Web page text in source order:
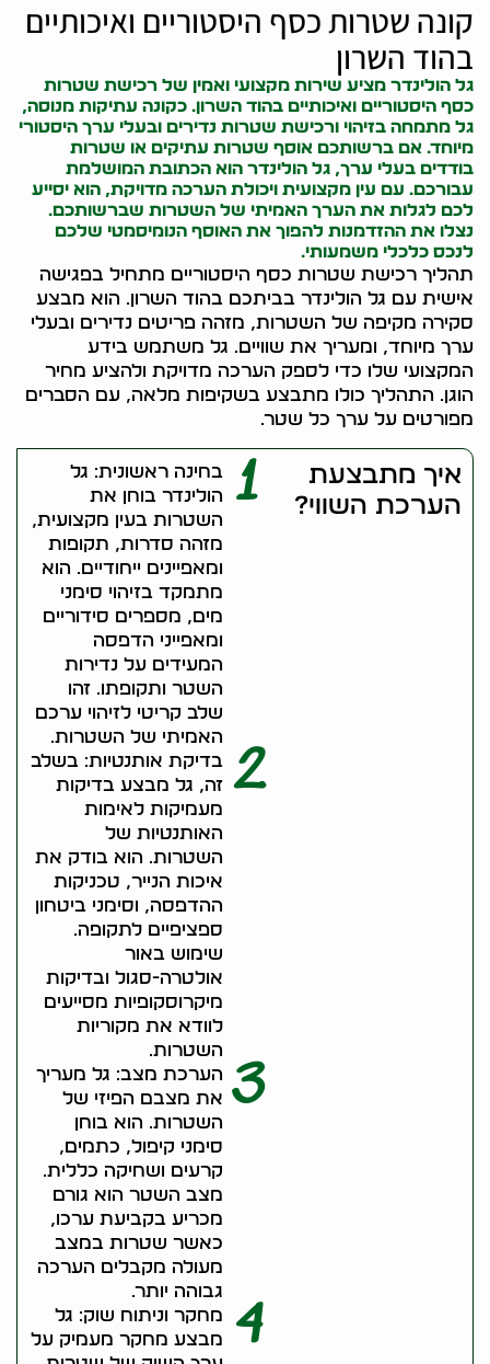
קונה שטרות כסף היסטוריים ואיכותיים
בהוד השרון
גל הולינדר מציע שירות מקצועי ואמין של רכישת שטרות
כסף היסטוריים ואיכותיים בהוד השרון. כקונה עתיקות מנוסה,
גל מתמחה בזיהוי ורכישת שטרות נדירים ובעלי ערך היסטורי
מיוחד. אם ברשותכם אוסף שטרות עתיקים או שטרות
בודדים בעלי ערך, גל הולינדר הוא הכתובת המושלמת
עבורכם. עם עין מקצועית ויכולת הערכה מדויקת, הוא יסייע
לכם לגלות את הערך האמיתי של השטרות שברשותכם.
נצלו את ההזדמנות להפוך את האוסף הנומיסמטי שלכם
לנכס כלכלי משמעותי.
תהליך רכישת שטרות כסף היסטוריים מתחיל בפגישה
אישית עם גל הולינדר בביתכם בהוד השרון. הוא מבצע
סקירה מקיפה של השטרות, מזהה פריטים נדירים ובעלי
ערך מיוחד, ומעריך את שוויים. גל משתמש בידע
המקצועי שלו כדי לספק הערכה מדויקת ולהציע מחיר
הוגן. התהליך כולו מתבצע בשקיפות מלאה, עם הסברים
מפורטים על ערך כל שטר.
איך מתבצעת
הערכת השווי?
1
בחינה ראשונית: גל
הולינדר בוחן את
השטרות בעין מקצועית,
מזהה סדרות, תקופות
ומאפיינים ייחודיים. הוא
מתמקד בזיהוי סימני
מים, מספרים סידוריים
ומאפייני הדפסה
המעידים על נדירות
השטר ותקופתו. זהו
שלב קריטי לזיהוי ערכם
האמיתי של השטרות.
2 בדיקת אותנטיות: בשלב
זה, גל מבצע בדיקות
מעמיקות לאימות
האותנטיות של
השטרות. הוא בודק את
איכות הנייר, טכניקות
ההדפסה, וסימני ביטחון
ספציפיים לתקופה.
שימוש באור
אולטרה-סגול ובדיקות
מיקרוסקופיות מסייעים
לוודא את מקוריות
השטרות.
3
הערכת מצב: גל מעריך
את מצבם הפיזי של
השטרות. הוא בוחן
סימני קיפול, כתמים,
קרעים ושחיקה כללית.
מצב השטר הוא גורם
מכריע בקביעת ערכו,
כאשר שטרות במצב
מעולה מקבלים הערכה
גבוהה יותר.
4
מחקר וניתוח שוק: גל
מבצע מחקר מעמיק על